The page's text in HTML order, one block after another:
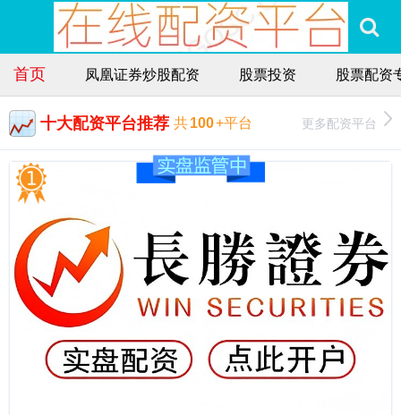
首页 凤凰证券炒股配资 股票投资 股票配资
十大配资平台推荐 共100+平台 更多配资平台